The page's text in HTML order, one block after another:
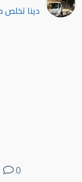
دينا تخلص من
0